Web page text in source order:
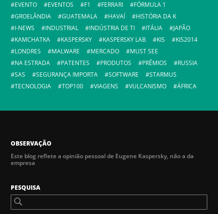
EVENTO
EVENTOS F1 FERRARI
FÓRMULA 1
GROELÂNDIA
GUATEMALA HAVAÍ
HISTÓRIA DA K
I-NEWS
INDUSTRIAL INDÚSTRIA DE TI ITÁLIA
JAPÃO
KAMCHATKA
KASPERSKY KASPERSKY LAB KIS
KIS2014
LONDRES
MALWARE MERCADO
MUST SEE
NA ESTRADA
PATENTES PRODUTOS PRÊMIOS
RUSSIA
SAS
SEGURANÇA IMPORTA SOFTWARE
STARMUS
TECNOLOGIA
TOP100 VIAGENS VULCANISMO ÁFRICA
OBSERVAÇÃO
Este blog reflete a opinião pessoal de Eugene Kaspersky, não a da
empresa
PESQUISA